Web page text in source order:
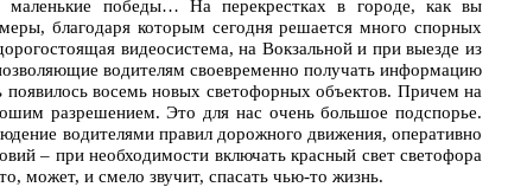
победы… На перекрестках в городе, как вы
благодаря которым сегодня решается много спорных
видеосистема, на Вокзальной и при выезде из
водителям своевременно получать информацию
восемь новых светофорных объектов. Причем на
разрешением. Это для нас очень большое подспорье.
водителями правил дорожного движения, оперативно
– при необходимости включать красный свет светофора
может, и смело звучит, спасать чью-то жизнь.